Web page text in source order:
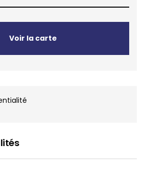
Voir la carte